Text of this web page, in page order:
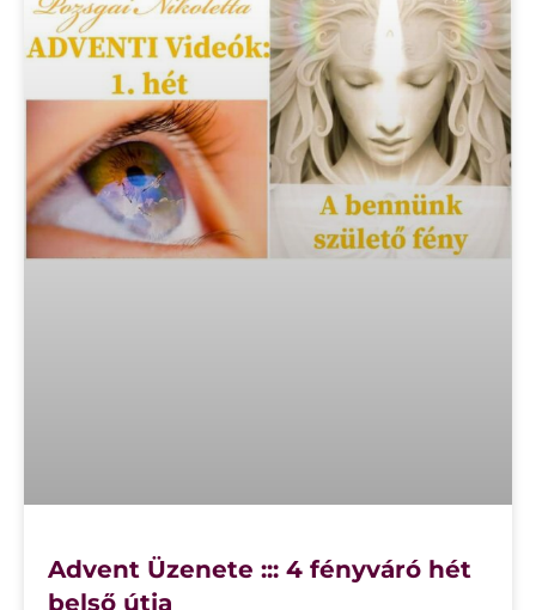
Advent Üzenete ::: 4 fényváró hét
belső útja